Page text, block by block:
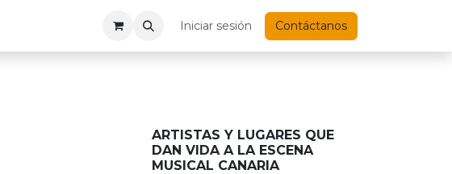
Iniciar sesión Contáctanos
ARTISTAS Y LUGARES QUE
DAN VIDA A LA ESCENA
MUSICAL CANARIA